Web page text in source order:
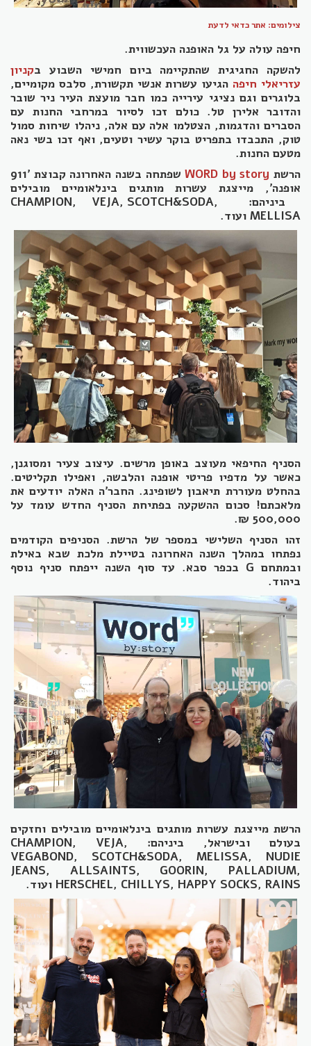
צילומים: אתר כדאי לדעת
חיפה עולה על גל האופנה העכשווית.
להשקה החגיגית שהתקיימה ביום חמישי השבוע בקניון
עזריאלי חיפה הגיעו עשרות אנשי תקשורת, סלבס מקומיים,
בלוגרים וגם נציגי עירייה כמו חבר מועצת העיר ניר שובר
והדובר אלירן טל. כולם זכו לסיור במרחבי החנות עם
הסברים והדגמות, הצטלמו אלה עם אלה, ניהלו שיחות סמול
טוק, התכבדו בתפריט בוקר עשיר וטעים, ואף זכו בשי נאה
מטעם החנות.
הרשת WORD by story
שפתחה בשנה האחרונה קבוצת '911
אופנה', מייצגת עשרות מותגים בינלאומיים מובילים
ביניהם: CHAMPION, VEJA, SCOTCH&SODA,
MELLISA ועוד.
הסניף החיפאי מעוצב באופן מרשים. עיצוב צעיר ומסוגנן,
כאשר על מדפיו פריטי אופנה והלבשה, ואפילו תקליטים.
בהחלט מעוררת תיאבון לשופינג. החבר'ה האלה יודעים את
מלאכתם! סכום ההשקעה בפתיחת הסניף החדש עומד על
500,000 ₪.
זהו הסניף השלישי במספר של הרשת. הסניפים הקודמים
נפתחו במהלך השנה האחרונה בטיילת מלכת שבא באילת
ובמתחם G בכפר סבא. עד סוף השנה ייפתח סניף נוסף
ביהוד.
הרשת מייצגת עשרות מותגים בינלאומיים מובילים וחזקים
בעולם ובישראל, ביניהם: CHAMPION, VEJA,
VEGABOND, SCOTCH&SODA, MELISSA, NUDIE
JEANS, ALLSAINTS, GOORIN, PALLADIUM,
HERSCHEL, CHILLYS, HAPPY SOCKS, RAINS ועוד.